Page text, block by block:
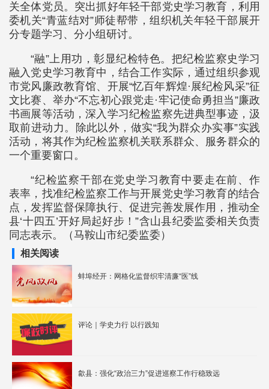
关全体党员。突出抓好年轻干部党史学习教育，利用
委机关“青蓝结对”师徒帮带，组织机关年轻干部展开
分专题学习、分小组研讨。
“融”上用功，彰显纪检特色。把纪检监察史学习
融入党史学习教育中，结合工作实际，通过组织参观
市党风廉政教育馆、开展“忆百年辉煌·展纪检风采”征
文比赛、举办“不忘初心跟党走·牢记使命勇担当”廉政
书画展等活动，深入学习纪检监察先进典型事迹，汲
取前进动力。除此以外，做实“我为群众办实事”实践
活动，将其作为纪检监察机关联系群众、服务群众的
一个重要窗口。
“纪检监察干部在党史学习教育中要走在前、作
表率，找准纪检监察工作与开展党史学习教育的结合
点，发挥监督保障执行、促进完善发展作用，推动全
县‘十四五’开好局起好步！”含山县纪委监委相关负责
同志表示。（马鞍山市纪委监委）
相关阅读
蚌埠经开：网格化监督织牢清廉“医”线
评论｜学史力行 以行践知
歙县：强化“政治三力”促进巡察工作行稳致远